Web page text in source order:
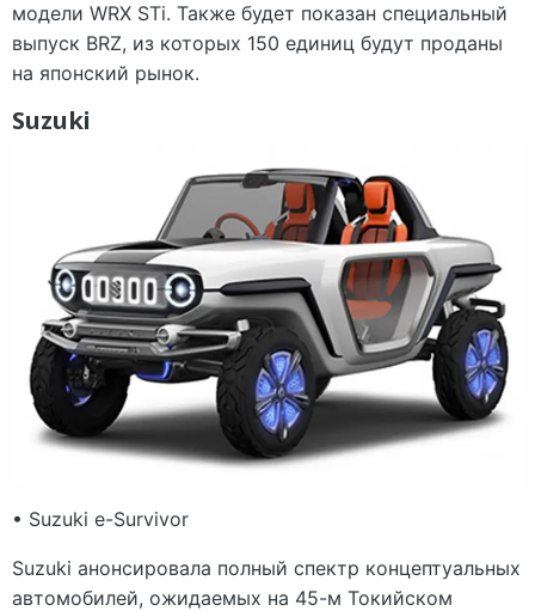
модели WRX STi. Также будет показан специальный
выпуск BRZ, из которых 150 единиц будут проданы
на японский рынок.
Suzuki
• Suzuki e-Survivor
Suzuki анонсировала полный спектр концептуальных
автомобилей, ожидаемых на 45-м Токийском